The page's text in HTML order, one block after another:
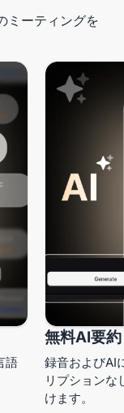
ーティングを
語
無料AI要
録音およびAI
リプションな
けます。